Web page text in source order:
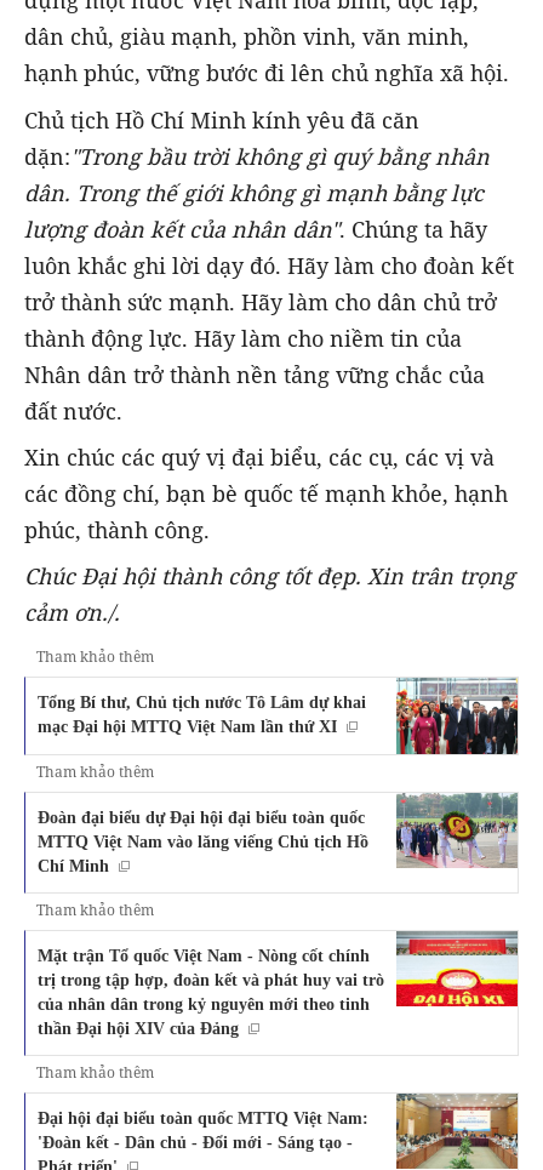
dân chủ, giàu mạnh, phồn vinh, văn minh,
hạnh phúc, vững bước đi lên chủ nghĩa xã hội.
Chủ tịch Hồ Chí Minh kính yêu đã căn
dặn:"Trong bầu trời không gì quý bằng nhân
dân. Trong thế giới không gì mạnh bằng lực
lượng đoàn kết của nhân dân". Chúng ta hãy
luôn khắc ghi lời dạy đó. Hãy làm cho đoàn kết
trở thành sức mạnh. Hãy làm cho dân chủ trở
thành động lực. Hãy làm cho niềm tin của
Nhân dân trở thành nền tảng vững chắc của
đất nước.
Xin chúc các quý vị đại biểu, các cụ, các vị và
các đồng chí, bạn bè quốc tế mạnh khỏe, hạnh
phúc, thành công.
Chúc Đại hội thành công tốt đẹp. Xin trân trọng
cảm ơn./.
Tham khảo thêm
Tổng Bí thư, Chủ tịch nước Tô Lâm dự khai
mạc Đại hội MTTQ Việt Nam lần thứ XI
Tham khảo thêm
Đoàn đại biểu dự Đại hội đại biểu toàn quốc
MTTQ Việt Nam vào lăng viếng Chủ tịch Hồ
Chí Minh
Tham khảo thêm
Mặt trận Tổ quốc Việt Nam - Nòng cốt chính
trị trong tập hợp, đoàn kết và phát huy vai trò
của nhân dân trong kỷ nguyên mới theo tinh
thần Đại hội XIV của Đảng
Tham khảo thêm
Đại hội đại biểu toàn quốc MTTQ Việt Nam:
'Đoàn kết - Dân chủ - Đổi mới - Sáng tạo -
Phát triển'